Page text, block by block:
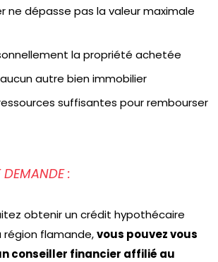
ne dépasse pas la valeur maximale
la propriété achetée
autre bien immobilier
suffisantes pour rembourser
DEMANDE :
obtenir un crédit hypothécaire
région flamande,vous pouvez vous
conseiller financier affilié au